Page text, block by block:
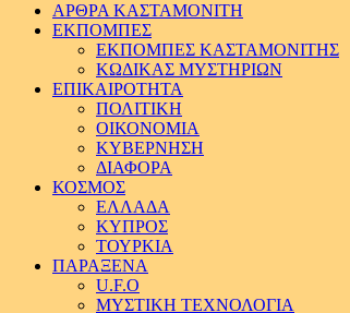
ΑΡΘΡΑ ΚΑΣΤΑΜΟΝΙΤΗ
ΕΚΠΟΜΠΕΣ
ΕΚΠΟΜΠΕΣ ΚΑΣΤΑΜΟΝΙΤΗΣ
ΚΩΔΙΚΑΣ ΜΥΣΤΗΡΙΩΝ
ΕΠΙΚΑΙΡΟΤΗΤΑ
ΠΟΛΙΤΙΚΗ
ΟΙΚΟΝΟΜΙΑ
ΚΥΒΕΡΝΗΣΗ
ΔΙΑΦΟΡΑ
ΚΟΣΜΟΣ
ΕΛΛΑΔΑ
ΚΥΠΡΟΣ
ΤΟΥΡΚΙΑ
ΠΑΡΑΞΕΝΑ
U.F.O
ΜΥΣΤΙΚΗ ΤΕΧΝΟΛΟΓΙΑ